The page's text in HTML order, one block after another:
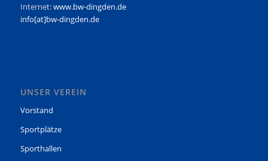
Internet:www.bw-dingden.de
info[at]bw-dingden.de
UNSER VEREIN
Vorstand
Sportplätze
Sporthallen